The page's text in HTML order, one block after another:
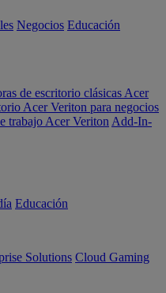
Negocios Educación
de escritorio clásicas Acer
Acer Veriton para negocios
trabajo Acer Veriton Add-In-
Educación
Solutions Cloud Gaming